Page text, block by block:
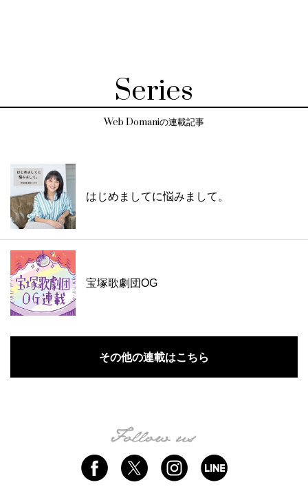
Series
Web Domaniの連載記事
はじめましてに悩みまして。
宝塚歌劇団OG
その他の連載はこちら